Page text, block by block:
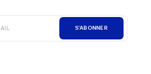
S'ABONNER